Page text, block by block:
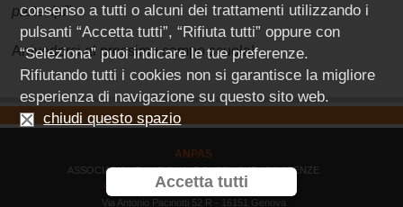
partecipi".
Arrivederci al prossimo campo scuola!
ANPAS
ASSOCIAZIONE NAZIONALE PUBBLICHE ASSISTENZE
COMITATO REGIONE LIGURIA ODV
Via Antonio Pacinotti 52 R - 16151 Genova
consenso a tutti o alcuni dei trattamenti utilizzando i
pulsanti “Accetta tutti”, “Rifiuta tutti” oppure con
“Seleziona” puoi indicare le tue preferenze.
Rifiutando tutti i cookies non si garantisce la migliore
esperienza di navigazione su questo sito web.
chiudi questo spazio
Accetta tutti